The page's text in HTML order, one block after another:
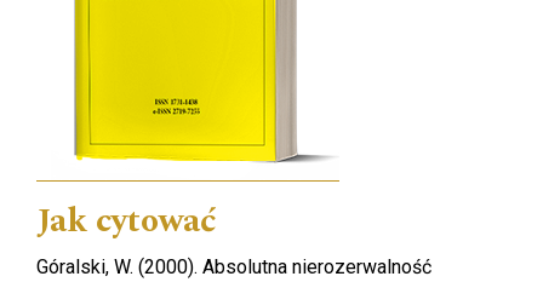
Jak cytować
Góralski, W. (2000). Absolutna nierozerwalność